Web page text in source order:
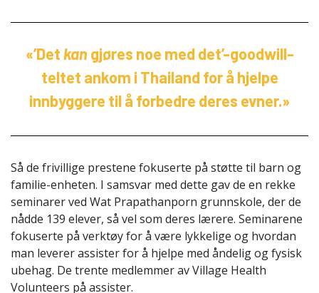
«’Detkangjøres noe med det’-goodwill-
teltet ankom i Thailand for å hjelpe
innbyggere til å forbedre deres evner.»
Så de frivillige prestene fokuserte på støtte til barn og
familie-enheten. I samsvar med dette gav de en rekke
seminarer ved Wat Prapathanporn grunnskole, der de
nådde 139 elever, så vel som deres lærere. Seminarene
fokuserte på verktøy for å være lykkelige og hvordan
man leverer assister for å hjelpe med åndelig og fysisk
ubehag. De trente medlemmer av Village Health
Volunteers på assister.